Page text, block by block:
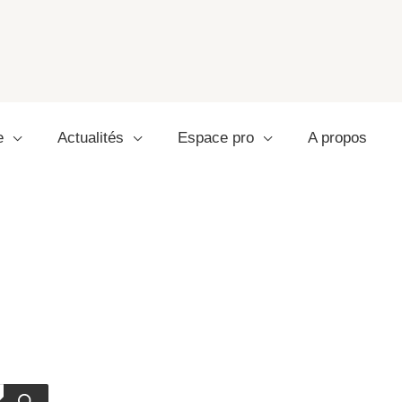
Actualités Espace pro A propos